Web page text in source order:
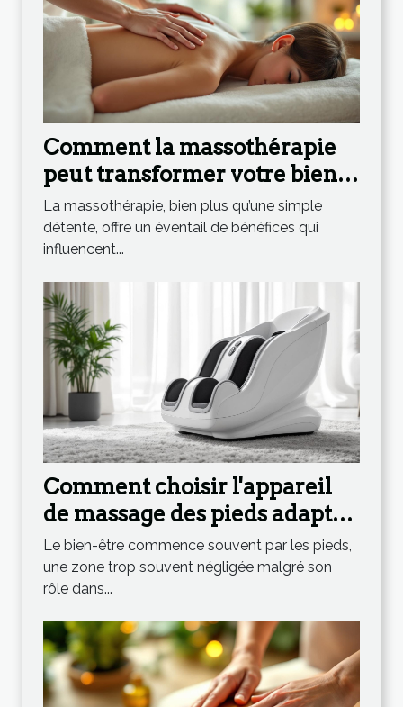
Comment la massothérapie
peut transformer votre bien-
être quotidien ?
La massothérapie, bien plus qu’une simple
détente, offre un éventail de bénéfices qui
influencent...
Comment choisir l'appareil
de massage des pieds adapté
à vos besoins ?
Le bien-être commence souvent par les pieds,
une zone trop souvent négligée malgré son
rôle dans...